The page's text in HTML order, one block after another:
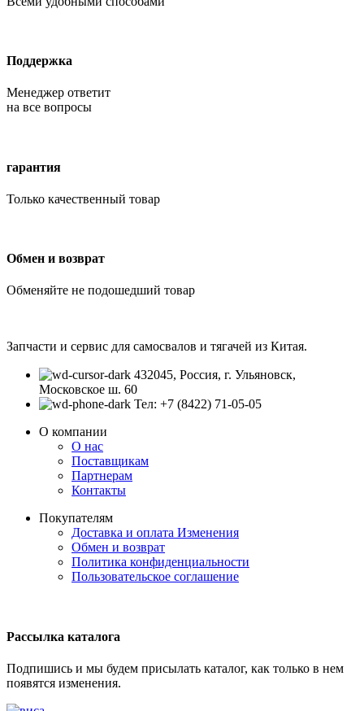
Поддержка
Менеджер ответит
на все вопросы
гарантия
Только качественный товар
Обмен и возврат
Обменяйте не подошедший товар
Запчасти и сервис для самосвалов и тягачей из Китая.
432045, Россия, г. Ульяновск,
Московское ш. 60
Тел: +7 (8422) 71-05-05
О компании
О нас
Поставщикам
Партнерам
Контакты
Покупателям
Доставка и оплата Изменения
Обмен и возврат
Политика конфиденциальности
Пользовательское соглашение
Рассылка каталога
Подпишись и мы будем присылать каталог, как только в нем
появятся изменения.